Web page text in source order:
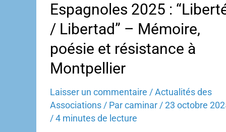
Espagnoles 2025 :
/ Libertad” – Mémoire,
poésie et résistance à
Montpellier
Laisser un commentaire /Actualités des
Associations/ Parcaminar/23 octobre
/4 minutes de lecture